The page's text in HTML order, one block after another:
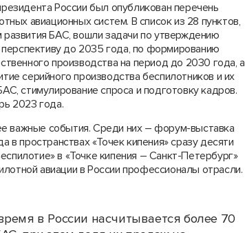
России был опубликован перечень
авиационных систем. В список из 28 пунктов,
БАС, вошли задачи по утверждению
до 2035 года, по формированию
производства на период до 2030 года, а
серийного производства беспилотников и их
стимулирование спроса и подготовку кадров.
2023 года.
важные события. Среди них – форум-выставка
пространствах «Точек кипения» сразу десяти
в «Точке кипения – Санкт-Петербург»
авиации в России профессионалы отрасли.
в России насчитывается более 70